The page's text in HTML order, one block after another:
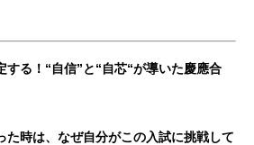
する！“自信”と“自芯“が導いた慶應合
た時は、なぜ自分がこの入試に挑戦して